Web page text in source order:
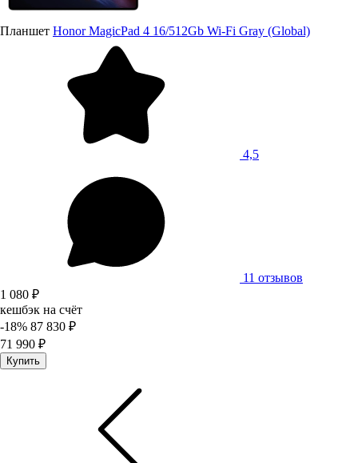
Планшет Honor MagicPad 4 16/512Gb Wi-Fi Gray (Global)
4,5
11 отзывов
1 080 ₽
кешбэк на счёт
-18% 87 830 ₽
71 990 ₽
Купить